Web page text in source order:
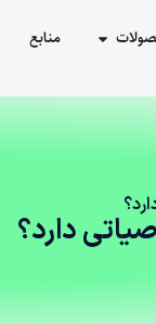
منابع
دارد؟